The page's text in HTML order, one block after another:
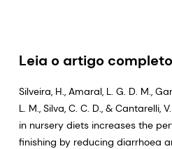
Leia o artigo
Silveira, H., Amaral, L. G. D. M.,
L. M., Silva, C. C. D., & Cantarelli,
in nursery diets increases the
finishing by reducing diarrhoea